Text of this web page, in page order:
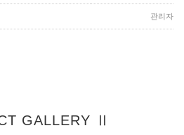
관리자
GALLERY Ⅱ